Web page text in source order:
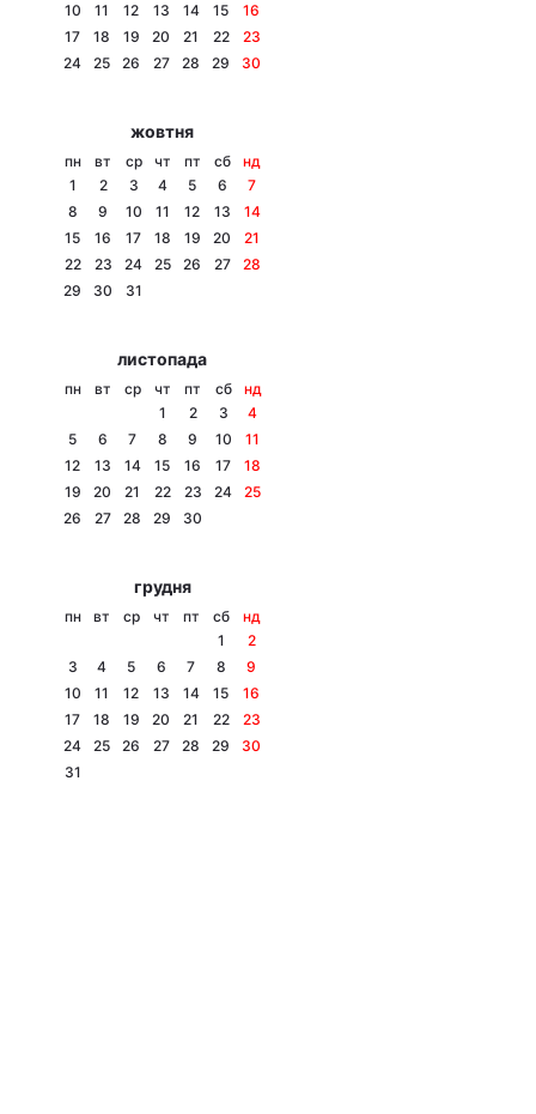
10
11 12 13 14 15
16
17
18 19 20 21 22
23
24
25 26 27 28 29 30
жовтня
пн вт ср чт пт сб
нд
1
2 3 4 5 6
7
8
9 10 11 12 13
14
15
16 17 18 19 20
21
22
23 24 25 26 27
28
29
30 31
листопада
пн вт ср чт пт сб
нд
1
2 3
4
5
6 7 8 9 10
11
12
13 14 15 16 17
18
19
20 21 22 23 24
25
26
27 28 29 30
грудня
пн вт ср чт пт сб
нд
1
2
3
4 5 6 7 8
9
10
11 12 13 14 15
16
17
18 19 20 21 22
23
24
25 26 27 28 29
30
31